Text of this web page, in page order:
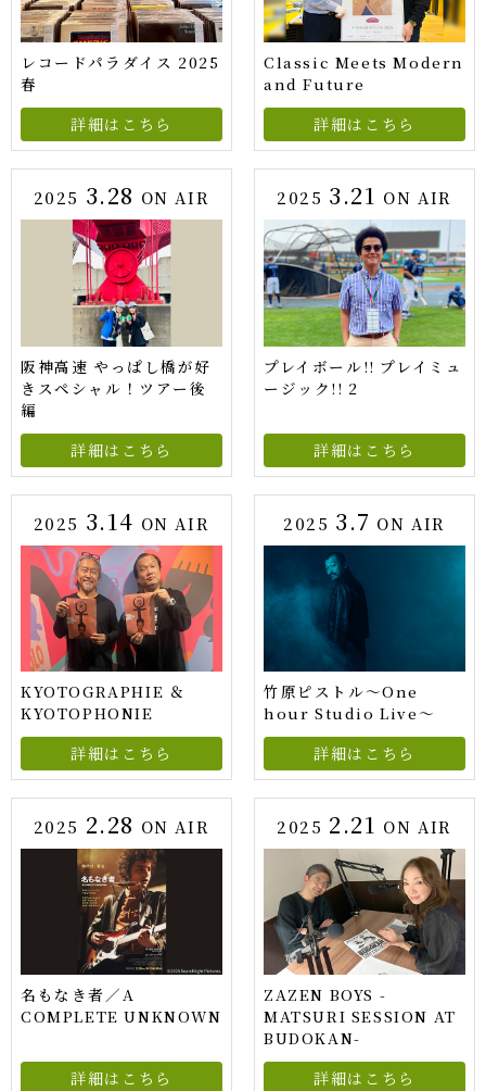
レコードパラダイス 2025
春
詳細はこちら
Classic Meets Modern
and Future
詳細はこちら
2025 3.28 ON AIR
阪神高速 やっぱし橋が好
きスペシャル！ツアー後
編
詳細はこちら
2025 3.21 ON AIR
プレイボール!! プレイミュ
ージック!! 2
詳細はこちら
2025 3.14 ON AIR
KYOTOGRAPHIE ＆
KYOTOPHONIE
詳細はこちら
2025 3.7 ON AIR
竹原ピストル〜One
hour Studio Live〜
詳細はこちら
2025 2.28 ON AIR
名もなき者／A
COMPLETE UNKNOWN
詳細はこちら
2025 2.21 ON AIR
ZAZEN BOYS -
MATSURI SESSION AT
BUDOKAN-
詳細はこちら